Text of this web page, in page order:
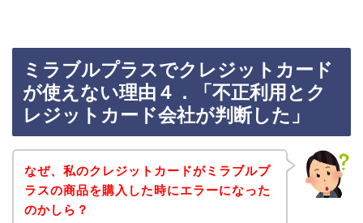
ミラブルプラスでクレジットカード
が使えない理由４．「不正利用とク
レジットカード会社が判断した」
なぜ、私のクレジットカードがミラブルプ
ラスの商品を購入した時にエラーになった
のかしら？